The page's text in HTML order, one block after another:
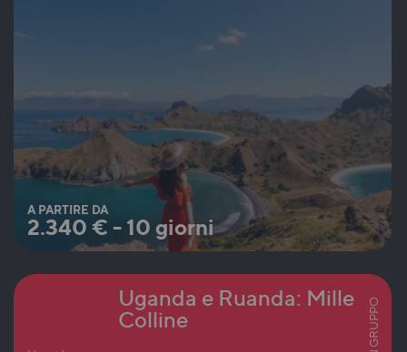
A PARTIRE DA
2.340 € - 10 giorni
Uganda e Ruanda: Mille
Colline
IN GRUPPO